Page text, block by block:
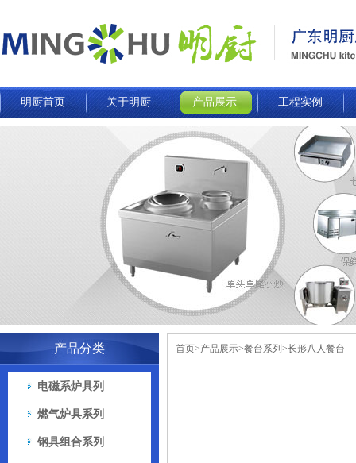
明厨首页 关于明厨 产品展示 工程实例
产品分类
电磁系炉具列
燃气炉具系列
钢具组合系列
首页>产品展示>餐台系列>长形八人餐台